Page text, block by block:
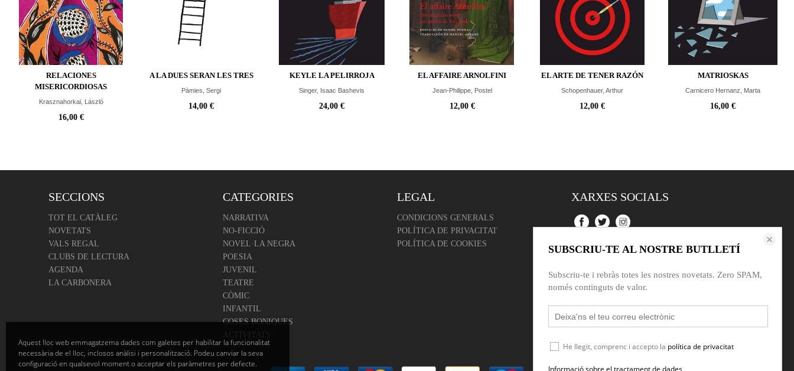
RELACIONES
MISERICORDIOSAS
Krasznahorkai, László
16,00 €
A LA DUES SERAN LES TRES
Pàmies, Sergi
14,00 €
KEYLE LA PELIRROJA
Singer, Isaac Bashevis
24,00 €
EL AFFAIRE ARNOLFINI
Jean-Philippe, Postel
12,00 €
EL ARTE DE TENER RAZÓN
Schopenhauer, Arthur
12,00 €
MATRIOSKAS
Carnicero Hernanz, Marta
16,00 €
SECCIONS
TOT EL CATÀLEG
NOVETATS
VALS REGAL
CLUBS DE LECTURA
AGENDA
LA CARBONERA
CATEGORIES
NARRATIVA
NO-FICCIÓ
NOVEL·LA NEGRA
POESIA
JUVENIL
TEATRE
CÒMIC
INFANTIL
COSES BONIQUES
LEGAL
CONDICIONS GENERALS
POLÍTICA DE PRIVACITAT
POLÍTICA DE COOKIES
XARXES SOCIALS
Aquest lloc web emmagatzema dades com galetes per habilitar la funcionalitat
necessària de el lloc, inclosos anàlisi i personalització. Podeu canviar la seva
configuració en qualsevol moment o acceptar els paràmetres per defecte.
SUBSCRIU-TE AL NOSTRE BUTLLETÍ
Subscriu-te i rebràs totes les nostres novetats. Zero SPAM,
només continguts de valor.
He llegit, comprenc i accepto la política de privacitat
Informació sobre el tractament de dades